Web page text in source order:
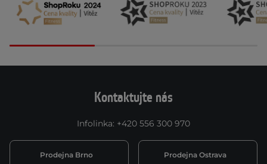
Kontaktujte nás
Infolinka: +420 556 300 970
Prodejna Brno Prodejna Ostrava